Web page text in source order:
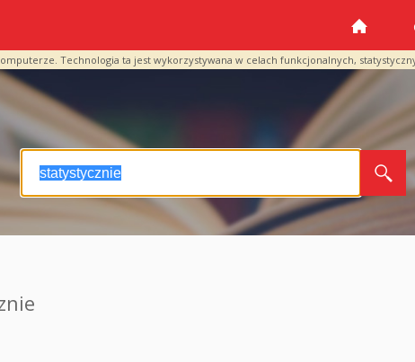
Technologia ta jest wykorzystywana w celach funkcjonalnych,